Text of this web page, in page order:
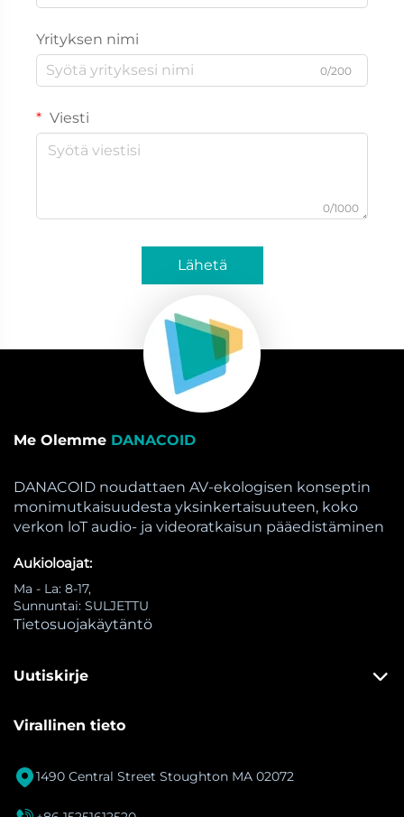
Yrityksen nimi
0/200
Viesti
0/1000
Lähetä
Me Olemme DANACOID
DANACOID noudattaen AV-ekologisen konseptin
monimutkaisuudesta yksinkertaisuuteen, koko
verkon loT audio- ja videoratkaisun pääedistäminen
Aukioloajat:
Ma - La: 8-17,
Sunnuntai: SULJETTU
Tietosuojakäytäntö
Uutiskirje
Virallinen tieto
1490 Central Street Stoughton MA 02072